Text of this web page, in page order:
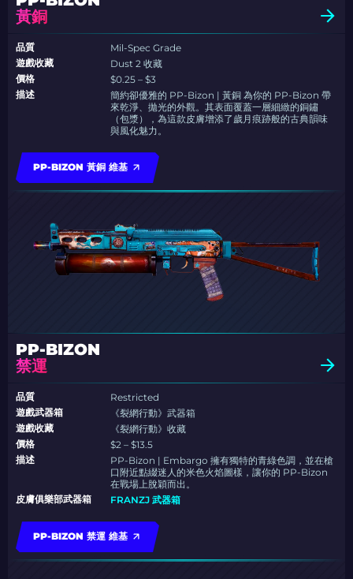
黃銅
品質
Mil-Spec Grade
遊戲收藏
Dust 2 收藏
價格
$0.25 – $3
描述
簡約卻優雅的 PP-Bizon | 黃銅 為你的 PP-Bizon 帶
來乾淨、拋光的外觀。其表面覆蓋一層細緻的銅鏽
（包漿），為這款皮膚增添了歲月痕跡般的古典韻味
與風化魅力。
PP-BIZON 黃銅 維基
PP-BIZON
禁運
品質
Restricted
遊戲武器箱
《裂網行動》武器箱
遊戲收藏
《裂網行動》收藏
價格
$2 – $13.5
描述
PP-Bizon | Embargo 擁有獨特的青綠色調，並在槍
口附近點綴迷人的米色火焰圖樣，讓你的 PP-Bizon
在戰場上脫穎而出。
皮膚俱樂部武器箱
FRANZJ 武器箱
PP-BIZON 禁運 維基